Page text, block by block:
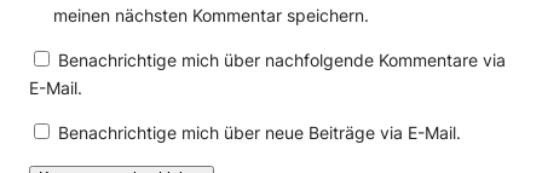
meinen nächsten Kommentar speichern.
Benachrichtige mich über nachfolgende Kommentare via
E-Mail.
Benachrichtige mich über neue Beiträge via E-Mail.